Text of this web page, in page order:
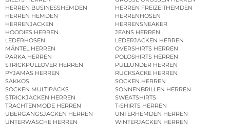
HERREN BUSINESSHEMDEN
HERREN FREIZEITHEMDEN
HERREN HEMDEN
HERRENHOSEN
HERRENJACKEN
HERRENSNEAKER
HOODIES HERREN
JEANS HERREN
LEDERHOSEN
LEDERJACKEN HERREN
MÄNTEL HERREN
OVERSHIRTS HERREN
PARKA HERREN
POLOSHIRTS HERREN
STRICKPULLOVER HERREN
PULLUNDER HERREN
PYJAMAS HERREN
RUCKSÄCKE HERREN
SAKKOS
SOCKEN HERREN
SOCKEN MULTIPACKS
SONNENBRILLEN HERREN
STRICKJACKEN HERREN
SWEATSHIRTS
TRACHTENMODE HERREN
T-SHIRTS HERREN
ÜBERGANGSJACKEN HERREN
UNTERHEMDEN HERREN
UNTERWÄSCHE HERREN
WINTERJACKEN HERREN